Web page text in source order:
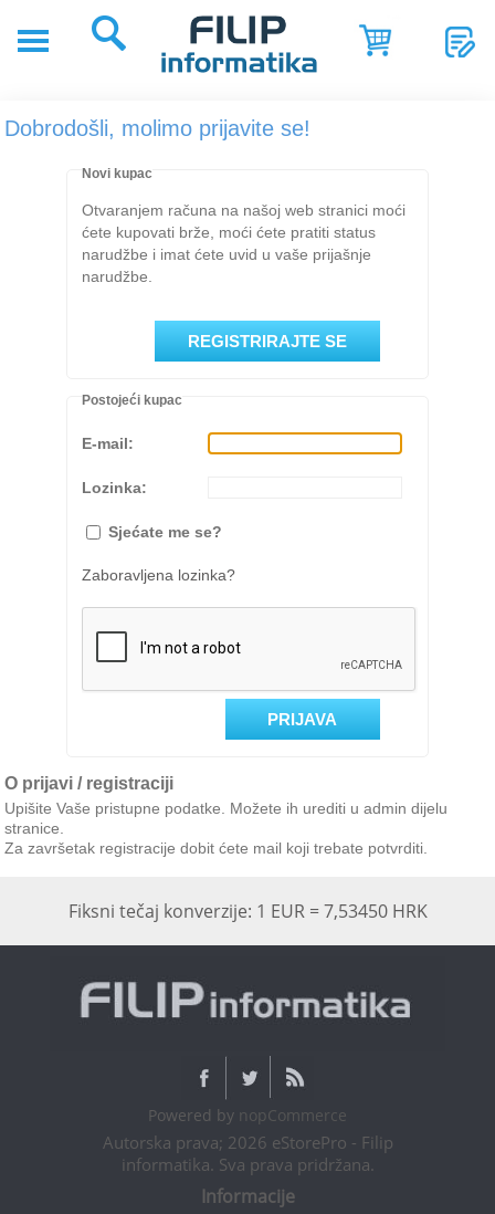
RJEŠENJA
SHOP
SERVIS
NOVOSTI
Dobrodošli, molimo prijavite se!
Novi kupac
Otvaranjem računa na našoj web stranici moći
ćete kupovati brže, moći ćete pratiti status
narudžbe i imat ćete uvid u vaše prijašnje
narudžbe.
Postojeći kupac
E-mail:
Lozinka:
Sjećate me se?
Zaboravljena lozinka?
O prijavi / registraciji
Upišite Vaše pristupne podatke. Možete ih urediti u admin dijelu
stranice.
Za završetak registracije dobit ćete mail koji trebate potvrditi.
Fiksni tečaj konverzije: 1 EUR = 7,53450 HRK
Powered by nopCommerce
Autorska prava; 2026 eStorePro - Filip
informatika. Sva prava pridržana.
Informacije